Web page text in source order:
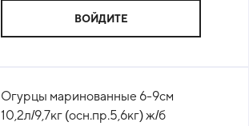
ВОЙДИТЕ
Огурцы маринованные 6-9см
10,2л/9,7кг (осн.пр.5,6кг) ж/б